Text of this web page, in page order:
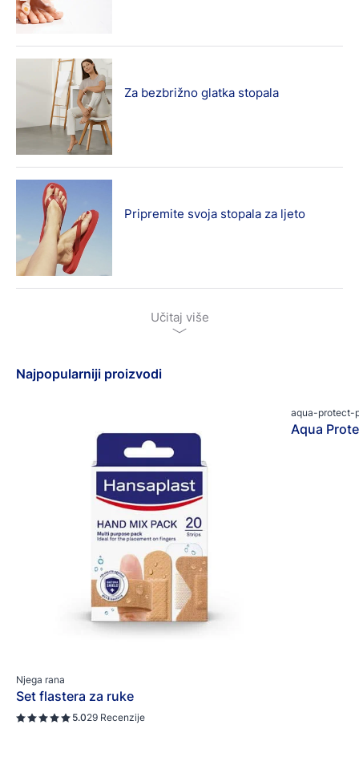
Za bezbrižno glatka stopala
Pripremite svoja stopala za ljeto
Učitaj više
Najpopularniji proizvodi
Njega rana
Set flastera za ruke
5.029 Recenzije
aqua-protect-
Aqua